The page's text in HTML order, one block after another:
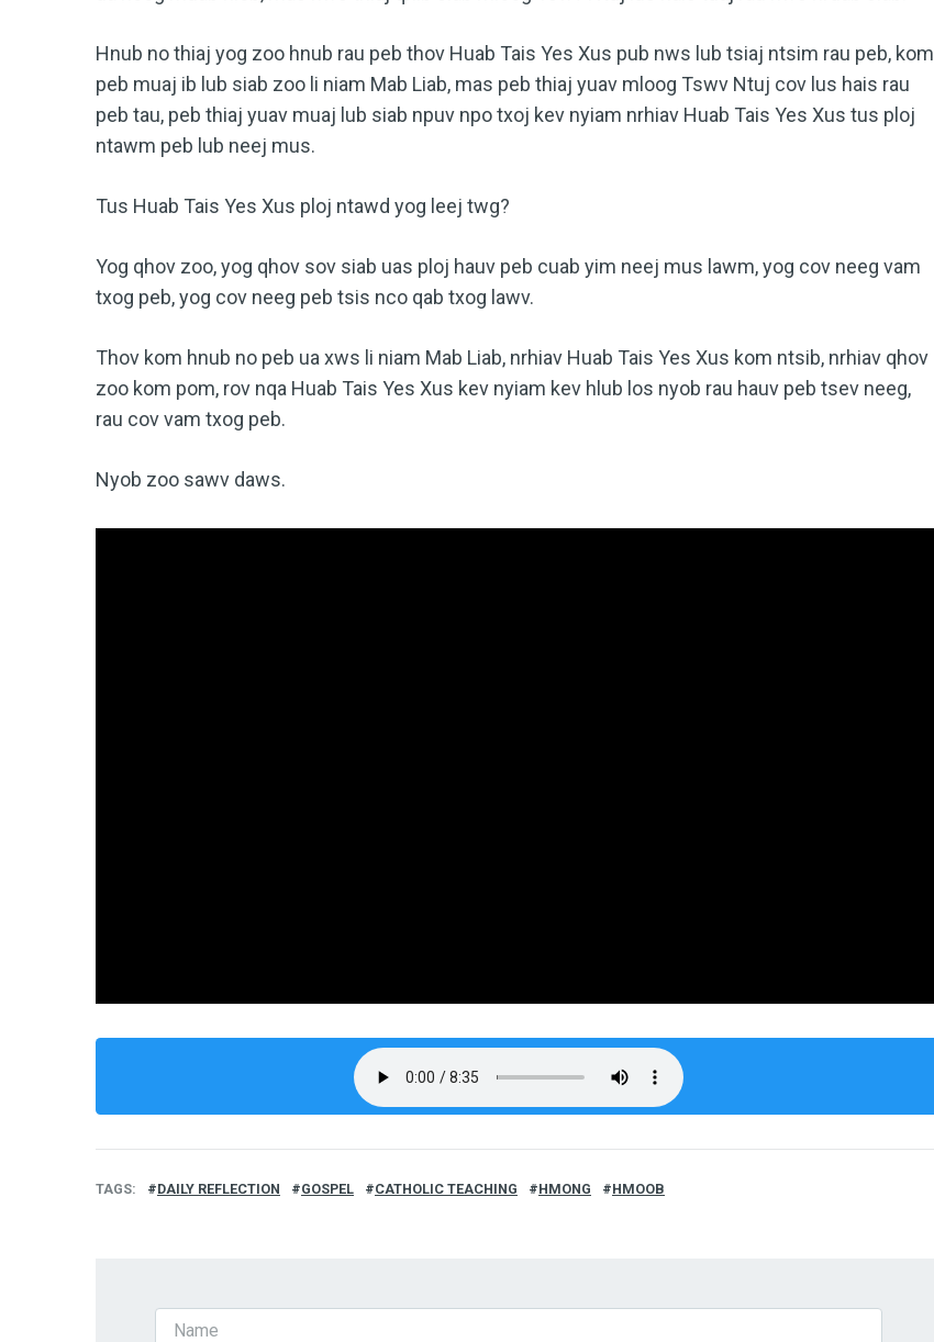
Hnub no thiaj yog zoo hnub rau peb thov Huab Tais Yes Xus pub nws lub tsiaj ntsim rau peb, kom
peb muaj ib lub siab zoo li niam Mab Liab, mas peb thiaj yuav mloog Tswv Ntuj cov lus hais rau
peb tau, peb thiaj yuav muaj lub siab npuv npo txoj kev nyiam nrhiav Huab Tais Yes Xus tus ploj
ntawm peb lub neej mus.
Tus Huab Tais Yes Xus ploj ntawd yog leej twg?
Yog qhov zoo, yog qhov sov siab uas ploj hauv peb cuab yim neej mus lawm, yog cov neeg vam
txog peb, yog cov neeg peb tsis nco qab txog lawv.
Thov kom hnub no peb ua xws li niam Mab Liab, nrhiav Huab Tais Yes Xus kom ntsib, nrhiav qhov
zoo kom pom, rov nqa Huab Tais Yes Xus kev nyiam kev hlub los nyob rau hauv peb tsev neeg,
rau cov vam txog peb.
Nyob zoo sawv daws.
TAGS DAILY REFLECTION GOSPEL CATHOLIC TEACHING HMONG HMOOB